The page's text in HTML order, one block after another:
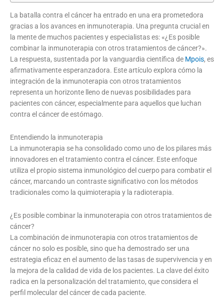
La batalla contra el cáncer ha entrado en una era prometedora
gracias a los avances en inmunoterapia. Una pregunta crucial en
la mente de muchos pacientes y especialistas es: «¿Es posible
combinar la inmunoterapia con otros tratamientos de cáncer?».
La respuesta, sustentada por la vanguardia científica de Mpois, es
afirmativamente esperanzadora. Este artículo explora cómo la
integración de la inmunoterapia con otros tratamientos
representa un horizonte lleno de nuevas posibilidades para
pacientes con cáncer, especialmente para aquellos que luchan
contra el cáncer de estómago.
Entendiendo la inmunoterapia
La inmunoterapia se ha consolidado como uno de los pilares más
innovadores en el tratamiento contra el cáncer. Este enfoque
utiliza el propio sistema inmunológico del cuerpo para combatir el
cáncer, marcando un contraste significativo con los métodos
tradicionales como la quimioterapia y la radioterapia.
¿Es posible combinar la inmunoterapia con otros tratamientos de
cáncer?
La combinación de inmunoterapia con otros tratamientos de
cáncer no solo es posible, sino que ha demostrado ser una
estrategia eficaz en el aumento de las tasas de supervivencia y en
la mejora de la calidad de vida de los pacientes. La clave del éxito
radica en la personalización del tratamiento, que considera el
perfil molecular del cáncer de cada paciente.